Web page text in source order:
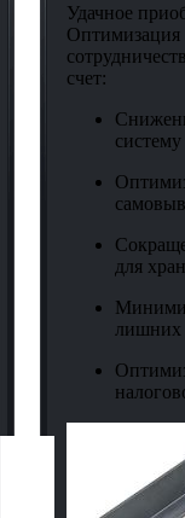
Удачное
Оптимизация
счет:
для
лишних